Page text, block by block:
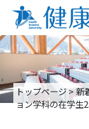
トップページ>新
ョン学科の在学生